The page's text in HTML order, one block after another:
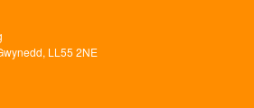
LL55 2NE